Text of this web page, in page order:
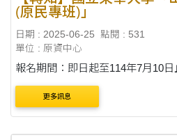
(原民專班)」
日期 : 2025-06-25
點閱 : 531
單位 : 原資中心
報名期間：即日起至114年7月10日
更多訊息